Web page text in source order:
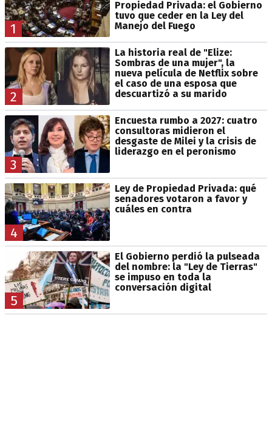
1
Propiedad Privada: el Gobierno
tuvo que ceder en la Ley del
Manejo del Fuego
2
La historia real de "Elize:
Sombras de una mujer", la
nueva película de Netflix sobre
el caso de una esposa que
descuartizó a su marido
3
Encuesta rumbo a 2027: cuatro
consultoras midieron el
desgaste de Milei y la crisis de
liderazgo en el peronismo
4
Ley de Propiedad Privada: qué
senadores votaron a favor y
cuáles en contra
5
El Gobierno perdió la pulseada
del nombre: la "Ley de Tierras"
se impuso en toda la
conversación digital